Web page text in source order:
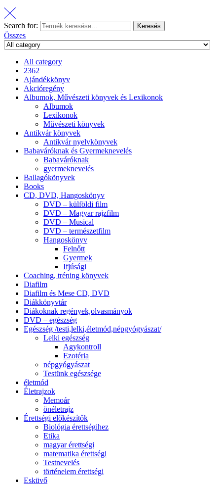
Search for: Keresés
Összes
All category
2362
Ajándékkönyv
Akcióregény
Albumok, Művészeti könyvek és Lexikonok
Albumok
Lexikonok
Művészeti könyvek
Antikvár könyvek
Antikvár nyelvkönyvek
Babaváróknak és Gyermeknevelés
Babaváróknak
gyermeknevelés
Ballagókönyvek
Books
CD, DVD, Hangoskönyv
DVD – külföldi film
DVD – Magyar rajzfilm
DVD – Musical
DVD – természetfilm
Hangoskönyv
Felnőtt
Gyermek
Ifjúsági
Coaching, tréning könyvek
Diafilm
Diafilm és Mese CD, DVD
Diákkönyvtár
Diákoknak regények,olvasmányok
DVD – egészség
Egészség /testi,lelki,életmód,népgyógyászat/
Lelki egészség
Agykontroll
Ezotéria
népgyógyászat
Testünk egészsége
életmód
Életrajzok
Memoár
önéletrajz
Érettségi előkészítők
Biológia érettségihez
Etika
magyar érettségi
matematika érettségi
Testnevelés
történelem érettségi
Esküvő